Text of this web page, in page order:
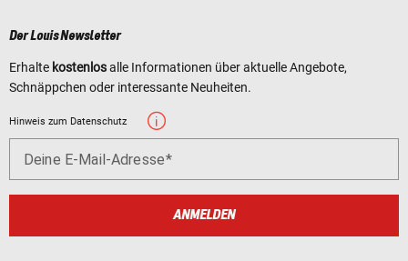
Der Louis Newsletter
Erhalte kostenlosalle Informationen über aktuelle Angebote,
Schnäppchen oder interessante Neuheiten.
Hinweis zum Datenschutz
Deine E-Mail-Adresse
ANMELDEN